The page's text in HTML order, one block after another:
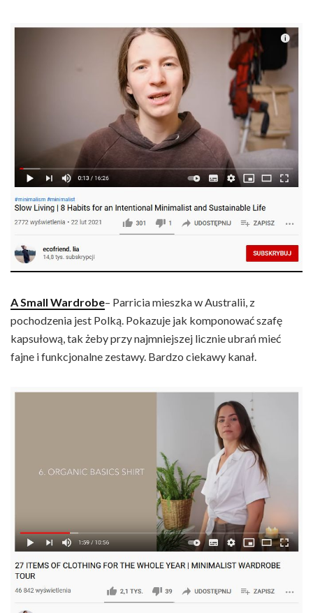
A Small Wardrobe– Parricia mieszka w Australii, z
pochodzenia jest Polką. Pokazuje jak komponować szafę
kapsułową, tak żeby przy najmniejszej licznie ubrań mieć
fajne i funkcjonalne zestawy. Bardzo ciekawy kanał.